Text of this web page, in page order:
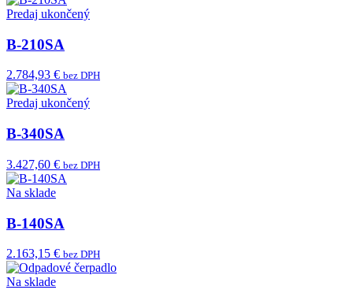
Predaj ukončený
B-210SA
2.784,93 € bez DPH
Predaj ukončený
B-340SA
3.427,60 € bez DPH
Na sklade
B-140SA
2.163,15 € bez DPH
Na sklade